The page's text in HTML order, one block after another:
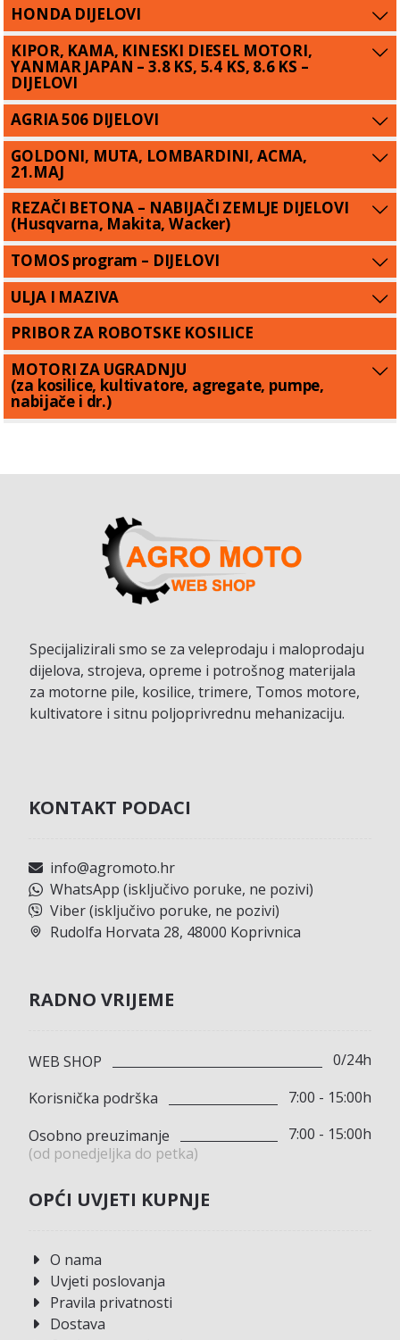
HONDA DIJELOVI
KIPOR, KAMA, KINESKI DIESEL MOTORI,
YANMAR JAPAN – 3.8 KS, 5.4 KS, 8.6 KS –
DIJELOVI
AGRIA 506 DIJELOVI
GOLDONI, MUTA, LOMBARDINI, ACMA,
21.MAJ
REZAČI BETONA – NABIJAČI ZEMLJE DIJELOVI
(Husqvarna, Makita, Wacker)
TOMOS program – DIJELOVI
ULJA I MAZIVA
PRIBOR ZA ROBOTSKE KOSILICE
MOTORI ZA UGRADNJU
(za kosilice, kultivatore, agregate, pumpe,
nabijače i dr.)
Specijalizirali smo se za veleprodaju i maloprodaju
dijelova, strojeva, opreme i potrošnog materijala
za motorne pile, kosilice, trimere, Tomos motore,
kultivatore i sitnu poljoprivrednu mehanizaciju.
KONTAKT PODACI
info@agromoto.hr
WhatsApp (isključivo poruke, ne pozivi)
Viber (isključivo poruke, ne pozivi)
Rudolfa Horvata 28, 48000 Koprivnica
RADNO VRIJEME
WEB SHOP
0/24h
Korisnička podrška
7:00 - 15:00h
Osobno preuzimanje
(od ponedjeljka do petka)
7:00 - 15:00h
OPĆI UVJETI KUPNJE
O nama
Uvjeti poslovanja
Pravila privatnosti
Dostava